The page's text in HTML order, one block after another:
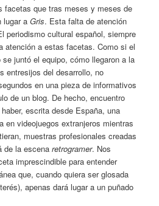
facetas que tras meses y meses de
lugar aGris. Esta falta de atención
periodismo cultural español, siempre
atención a estas facetas. Como si el
juntó el equipo, cómo llegaron a la
entresijos del desarrollo, no
en una pieza de informativos
de un blog. De hecho, encuentro
escrita desde España, una
en videojuegos extranjeros mientras
muestras profesionales creadas
de la escenaretrogramer. Nos
imprescindible para entender
que, cuando quiera ser glosada
apenas dará lugar a un puñado